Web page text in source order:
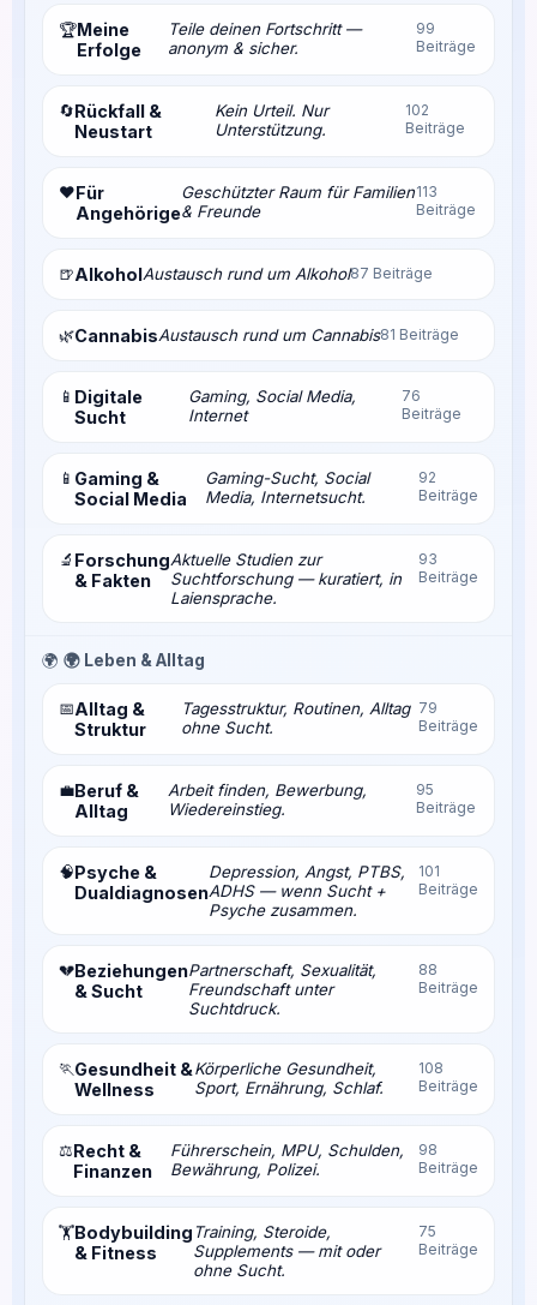
🏆Meine
Erfolge
Teile deinen Fortschritt —
anonym & sicher.
99
Beiträge
🔄Rückfall &
Neustart
Kein Urteil. Nur
Unterstützung.
102
Beiträge
❤️Für
Angehörige
Geschützter Raum für Familien
& Freunde
113
Beiträge
🍺AlkoholAustausch rund um Alkohol87 Beiträge
🌿CannabisAustausch rund um Cannabis81 Beiträge
📱 Digitale
Sucht
Gaming, Social Media,
Internet
76
Beiträge
📱 Gaming &
Social Media
Gaming-Sucht, Social
Media, Internetsucht.
92
Beiträge
🔬 Forschung
& Fakten
Aktuelle Studien zur
Suchtforschung — kuratiert, in
Laiensprache.
93
Beiträge
🌍 🌍 Leben & Alltag
📅Alltag &
Struktur
Tagesstruktur, Routinen, Alltag
ohne Sucht.
79
Beiträge
💼Beruf &
Alltag
Arbeit finden, Bewerbung,
Wiedereinstieg.
95
Beiträge
🧠Psyche &
Dualdiagnosen
Depression, Angst, PTBS,
ADHS — wenn Sucht +
Psyche zusammen.
101
Beiträge
💔Beziehungen
& Sucht
Partnerschaft, Sexualität,
Freundschaft unter
Suchtdruck.
88
Beiträge
🏃Gesundheit &
Wellness
Körperliche Gesundheit,
Sport, Ernährung, Schlaf.
108
Beiträge
⚖️Recht &
Finanzen
Führerschein, MPU, Schulden,
Bewährung, Polizei.
98
Beiträge
🏋️Bodybuilding
& Fitness
Training, Steroide,
Supplements — mit oder
ohne Sucht.
75
Beiträge